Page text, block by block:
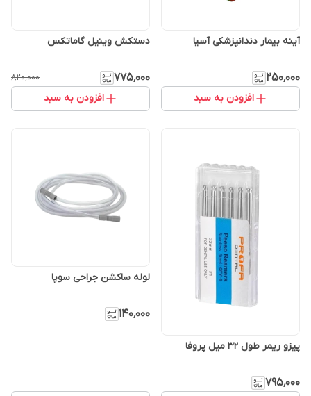
آینه بیمار دندانپزشکی آسیا
۲۵۰٬۰۰۰
افزودن به سبد
دستکش وینیل گاماتکس
۷۷۵٬۰۰۰ ۸۲۰٬۰۰۰
افزودن به سبد
پیزو ریمر طول 32 میل پروفا
۷۹۵٬۰۰۰
لوله ساکشن جراحی سوپا
۱۴۰٬۰۰۰